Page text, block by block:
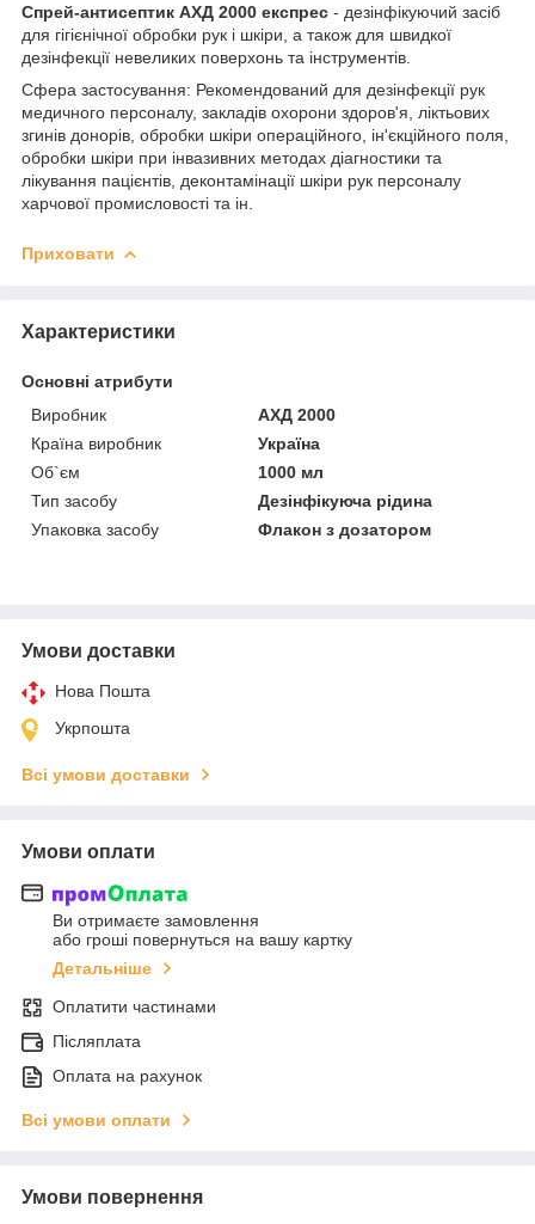
Спрей-антисептик АХД 2000 експрес - дезінфікуючий засіб
для гігієнічної обробки рук і шкіри, а також для швидкої
дезінфекції невеликих поверхонь та інструментів.
Сфера застосування: Рекомендований для дезінфекції рук
медичного персоналу, закладів охорони здоров'я, ліктьових
згинів донорів, обробки шкіри операційного, ін'єкційного поля,
обробки шкіри при інвазивних методах діагностики та
лікування пацієнтів, деконтамінації шкіри рук персоналу
харчової промисловості та ін.
Приховати
Характеристики
Основні атрибути
Виробник
АХД 2000
Країна виробник
Україна
Об`єм
1000 мл
Тип засобу
Дезінфікуюча рідина
Упаковка засобу
Флакон з дозатором
Умови доставки
Нова Пошта
Укрпошта
Всі умови доставки
Умови оплати
Ви отримаєте замовлення
або гроші повернуться на вашу картку
Детальніше
Оплатити частинами
Післяплата
Оплата на рахунок
Всі умови оплати
Умови повернення